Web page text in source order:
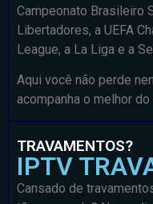
Campeonato Brasileiro
Libertadores, a UEFA
League, a La Liga e a
Aqui você não perde
acompanha o melhor
TRAVAMENTOS?
IPTV
Cansado de